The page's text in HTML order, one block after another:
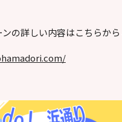
ンの詳しい内容はこちらか